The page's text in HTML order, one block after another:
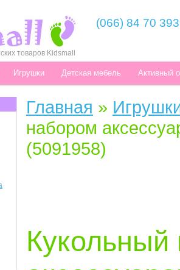
товаров Kidsmall
(066) 84 70 393
Игрушки Детская мебель Активный
Главная »
набором
(5091958)